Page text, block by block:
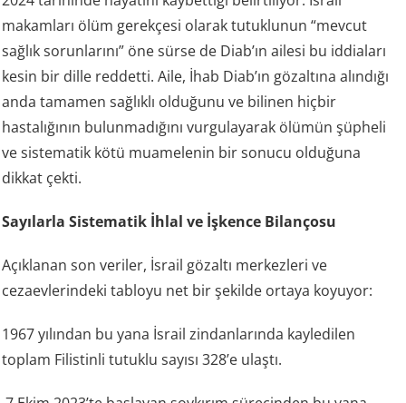
makamları ölüm gerekçesi olarak tutuklunun “mevcut
sağlık sorunlarını” öne sürse de Diab’ın ailesi bu iddiaları
kesin bir dille reddetti. Aile, İhab Diab’ın gözaltına alındığı
anda tamamen sağlıklı olduğunu ve bilinen hiçbir
hastalığının bulunmadığını vurgulayarak ölümün şüpheli
ve sistematik kötü muamelenin bir sonucu olduğuna
dikkat çekti.
Sayılarla Sistematik İhlal ve İşkence Bilançosu
Açıklanan son veriler, İsrail gözaltı merkezleri ve
cezaevlerindeki tabloyu net bir şekilde ortaya koyuyor:
1967 yılından bu yana İsrail zindanlarında kayledilen
toplam Filistinli tutuklu sayısı 328’e ulaştı.